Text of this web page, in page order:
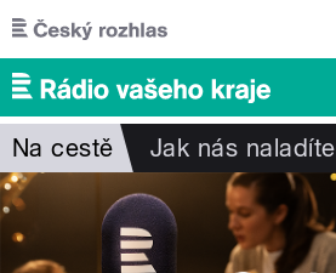
Přejít k hlavnímu obsahu
Na cestě Jak nás naladíte